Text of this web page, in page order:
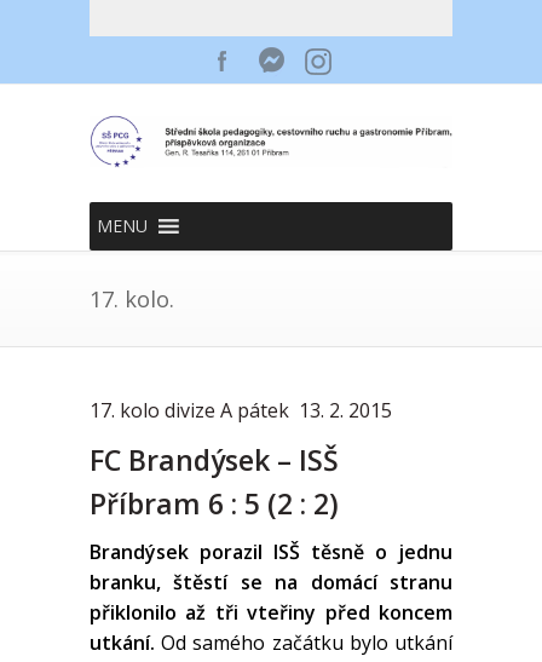
MENU
17. kolo.
17. kolo divize A pátek 13. 2. 2015
FC Brandýsek – ISŠ
Příbram 6 : 5 (2 : 2)
Brandýsek porazil ISŠ těsně o jednu
branku, štěstí se na domácí stranu
přiklonilo až tři vteřiny před koncem
utkání. Od samého začátku bylo utkání